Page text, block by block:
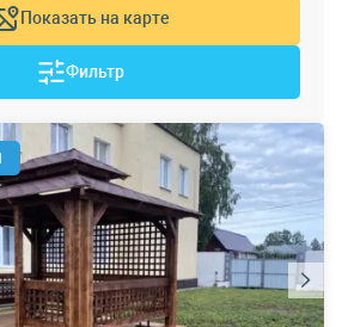
Показать на карте
Фильтр